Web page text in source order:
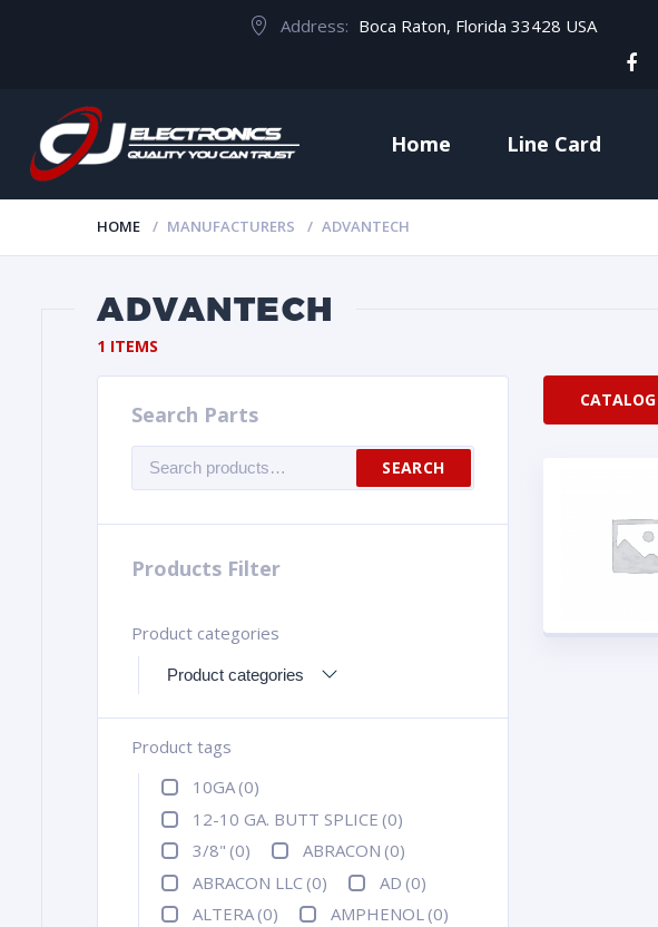
Address: Boca Raton, Florida 33428 USA
Home Line Card
HOME MANUFACTURERS ADVANTECH
ADVANTECH
1 ITEMS
Search Parts
for:
SEARCH
Products Filter
Product categories
Product tags
10GA(0)
12-10 GA. BUTT SPLICE (0)
3/8" (0) ABRACON (0)
ABRACON LLC (0) AD (0)
ALTERA(0) AMPHENOL (0)
CATALOG